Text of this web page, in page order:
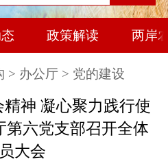
政策解读 两岸
> 办公厅> 党的建设
神 凝心聚力践行使
六党支部召开全体
大会